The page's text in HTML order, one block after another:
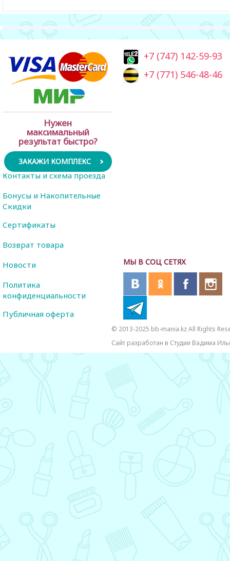
Нужен
максимальный
результат быстро?
ЗАКАЖИ КОМПЛЕКС
+7 (747) 142-59-93
+7 (771) 546-48-46
МЫ В СОЦ СЕТЯХ
Контакты и схема проезда
Бонусы и Накопительные
Скидки
Сертификаты
Возврат товара
Новости
Политика
конфиденциальности
Публичная оферта
© 2013-2025 bb-mania.kz All Rights
Сайт разработан в Студии Вадима